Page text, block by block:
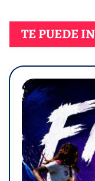
TE PUEDE